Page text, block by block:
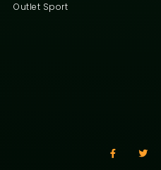
Outlet Sport